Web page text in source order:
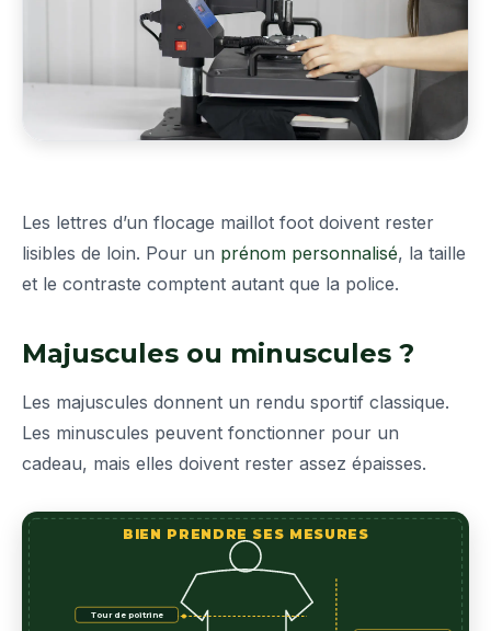
Les lettres d’un flocage maillot foot doivent rester
lisibles de loin. Pour un prénom personnalisé, la taille
et le contraste comptent autant que la police.
Majuscules ou minuscules ?
Les majuscules donnent un rendu sportif classique.
Les minuscules peuvent fonctionner pour un
cadeau, mais elles doivent rester assez épaisses.
BIEN PRENDRE SES MESURES
Tour de poitrine